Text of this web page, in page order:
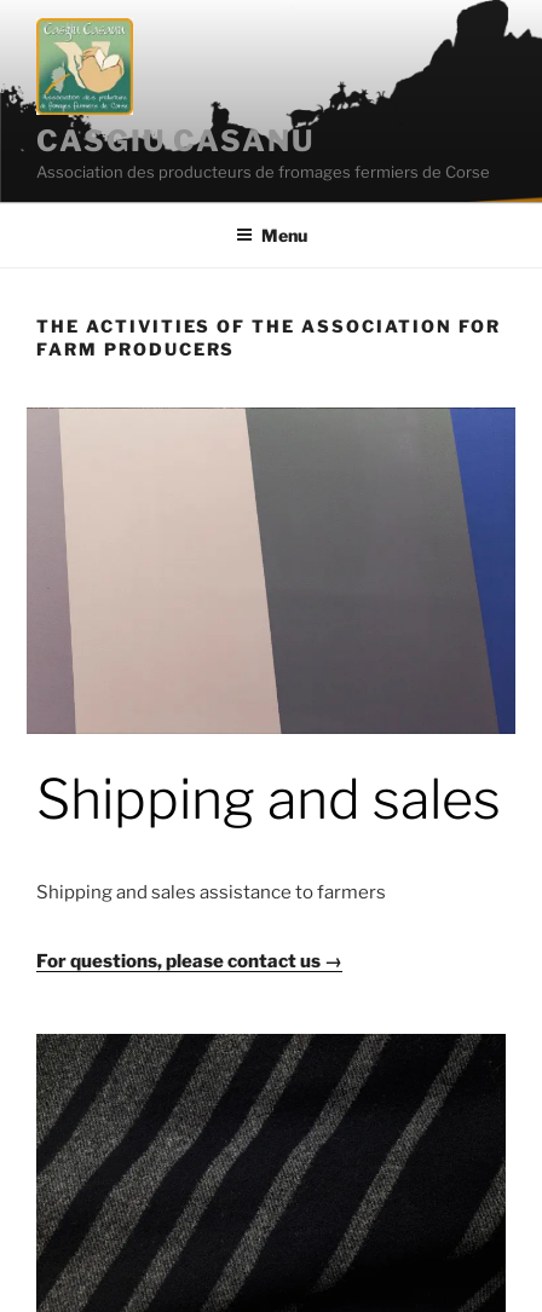
content
CASGIU CASANU
Association des producteurs de fromages fermiers de Corse
Menu
THE ACTIVITIES OF THE ASSOCIATION FOR
FARM PRODUCERS
Shipping and sales
Shipping and sales assistance to farmers
For questions, please contact us →